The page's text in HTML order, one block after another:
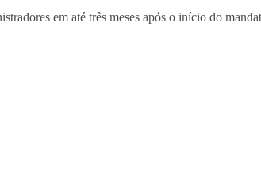
em até três meses após o início do